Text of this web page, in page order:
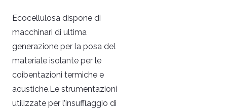
Ecocellulosa dispone di
macchinari di ultima
generazione per la posa del
materiale isolante per le
coibentazioni termiche e
acustiche.Le strumentazioni
utilizzate per l’insufflaggio di